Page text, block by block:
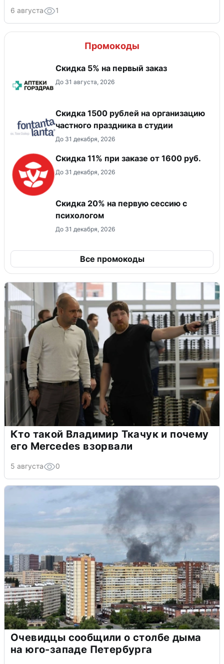
6 августа 1
Промокоды
Скидка 5% на первый заказ
До 31 августа, 2026
Cкидка 1500 рублей на организацию
частного праздника в студии
До 31 декабря, 2026
Скидка 11% при заказе от 1600 руб.
До 31 декабря, 2026
Скидка 20% на первую сессию с
психологом
До 31 декабря, 2026
Все промокоды
Кто такой Владимир Ткачук и почему
его Mercedes взорвали
5 августа 0
Очевидцы сообщили о столбе дыма
на юго-западе Петербурга